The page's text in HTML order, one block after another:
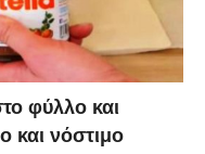
φύλλο και
και νόστιμο